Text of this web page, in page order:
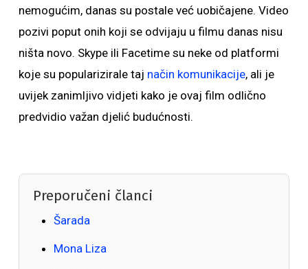
nemogućim, danas su postale već uobičajene. Video
pozivi poput onih koji se odvijaju u filmu danas nisu
ništa novo. Skype ili Facetime su neke od platformi
koje su popularizirale taj način komunikacije, ali je
uvijek zanimljivo vidjeti kako je ovaj film odlično
predvidio važan djelić budućnosti.
Preporučeni članci
Šarada
Mona Liza